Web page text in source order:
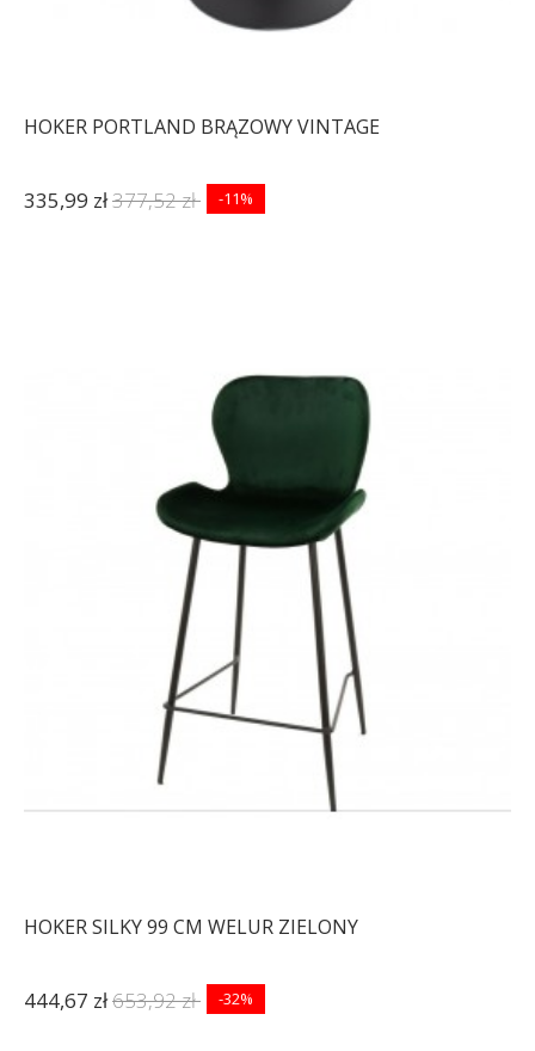
HOKER PORTLAND BRĄZOWY VINTAGE
335,99 zł377,52 zł -11%
HOKER SILKY 99 CM WELUR ZIELONY
444,67 zł653,92 zł -32%